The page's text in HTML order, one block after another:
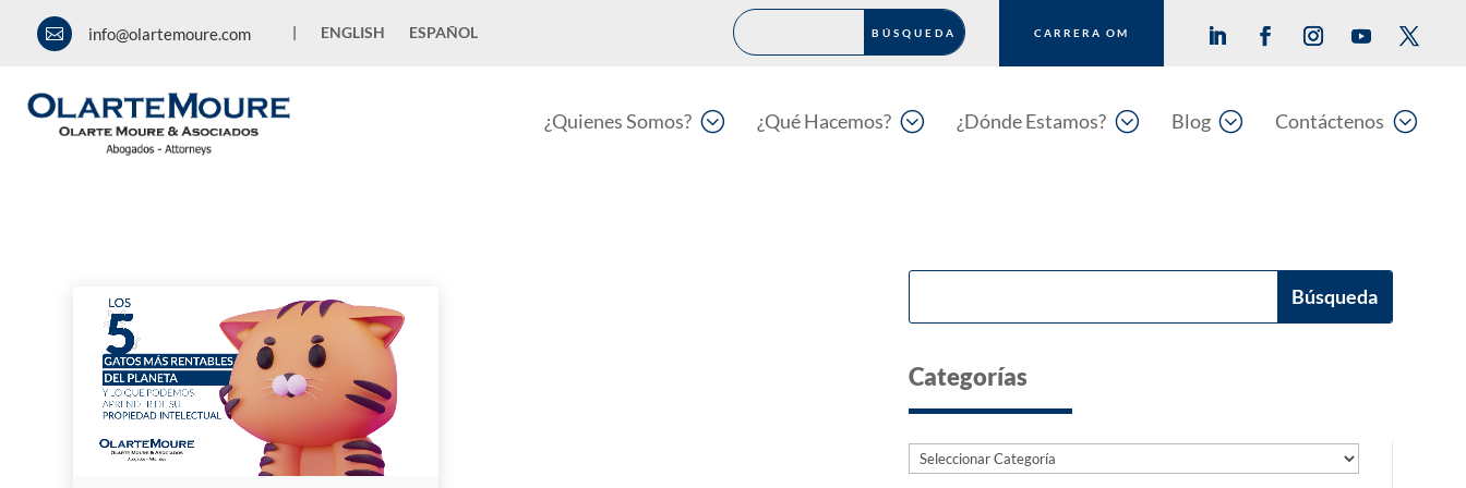
 info@olartemoure.com | ENGLISH ESPAÑOL CARRERA OM
;
¿Quienes Somos? ;
¿Qué Hacemos? ;
¿Dónde Estamos? ;
Blog ;
Contáctenos
Categorías
Categorías